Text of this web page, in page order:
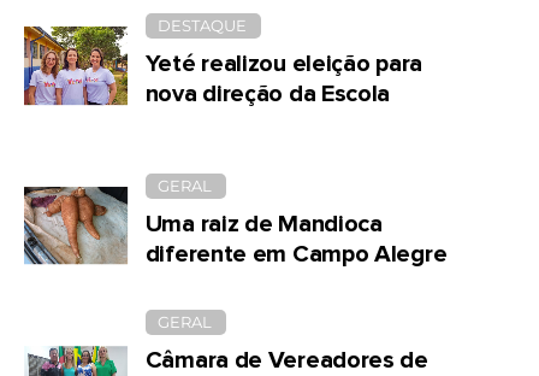
DESTAQUE
Yeté realizou eleição para
nova direção da Escola
GERAL
Uma raiz de Mandioca
diferente em Campo Alegre
GERAL
Câmara de Vereadores de